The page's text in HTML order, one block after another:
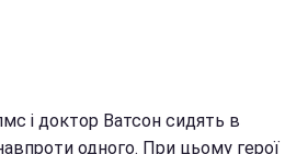
і доктор Ватсон сидять в
одного. При цьому герої